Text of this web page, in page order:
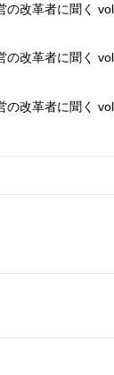
の改革者に聞く
の改革者に聞く
の改革者に聞く